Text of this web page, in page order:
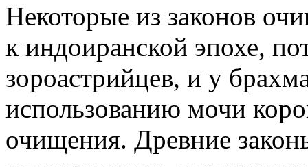
Некоторые из законов
к индоиранской эпохе,
зороастрийцев, и у
использованию мочи
очищения. Древние